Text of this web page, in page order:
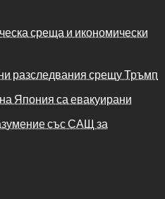
среща и икономически
разследвания срещу Тръмп
Япония са евакуирани
със САЩ за